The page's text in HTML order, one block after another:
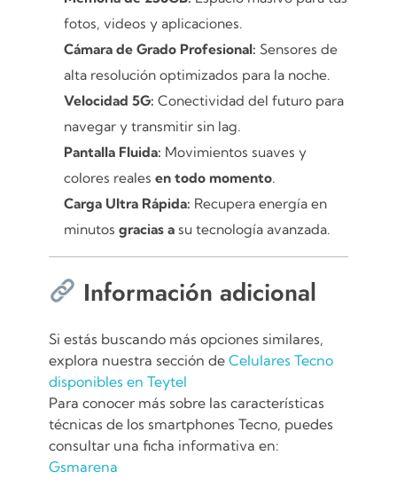
fotos, videos y aplicaciones.
Cámara de Grado Profesional: Sensores de
alta resolución optimizados para la noche.
Velocidad 5G: Conectividad del futuro para
navegar y transmitir sin lag.
Pantalla Fluida: Movimientos suaves y
colores realesen todo momento.
Carga Ultra Rápida: Recupera energía en
minutosgracias a su tecnología avanzada.
Información adicional
Si estás buscando más opciones similares,
explora nuestra sección de Celulares Tecno
disponibles en Teytel
Para conocer más sobre las características
técnicas de los smartphones Tecno, puedes
consultar una ficha informativa en:
Gsmarena